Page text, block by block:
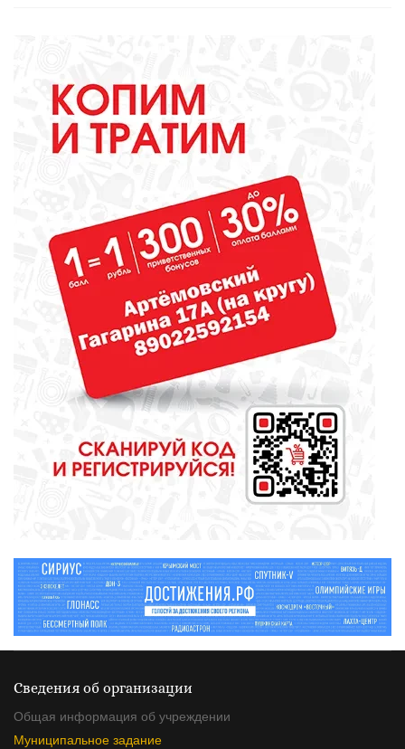
вкус»
ОБЩЕСТВО
Какие вирусы могут уничтожить
домашних свиней и птиц?
СПОРТ
Денис Паслер поставил
футбольному клубу «Урал»
задачу выйти в Российскую
премьер-лигу
Газманов, «Город мастеров» и
музейные квесты
Сведения об организации
Общая информация об учреждении
Муниципальное задание